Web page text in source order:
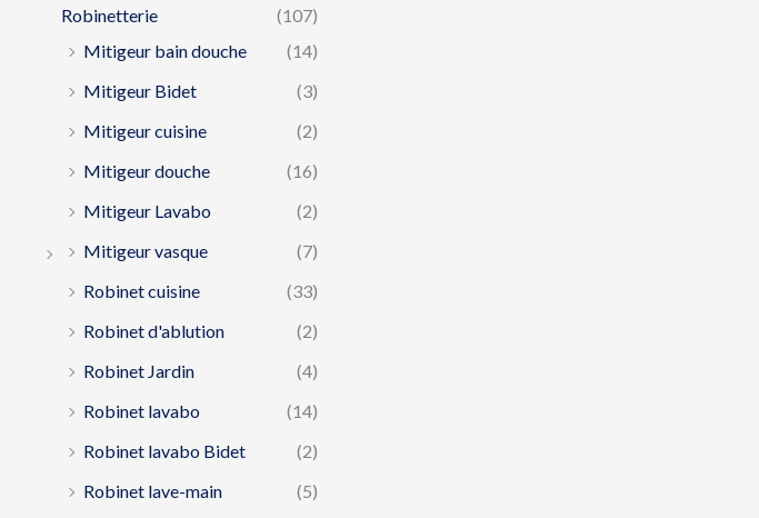
Robinetterie
(107)
Mitigeur bain douche
(14)
Mitigeur Bidet
(3)
Mitigeur cuisine
(2)
Mitigeur douche
(16)
Mitigeur Lavabo
(2)
Mitigeur vasque
(7)
Robinet cuisine
(33)
Robinet d'ablution
(2)
Robinet Jardin
(4)
Robinet lavabo
(14)
Robinet lavabo Bidet
(2)
Robinet lave-main
(5)